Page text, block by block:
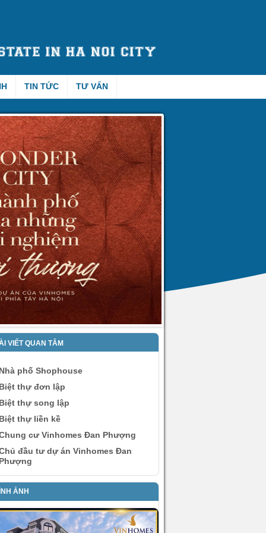
TIN TỨC TƯ VẤN
VIẾT QUAN TÂM
phố Shophouse
thự đơn lập
thự song lập
thự liền kề
cư Vinhomes Đan Phượng
đầu tư dự án Vinhomes Đan
ẢNH